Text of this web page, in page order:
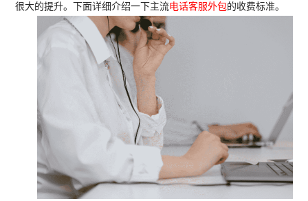
很大的提升。下面详细介绍一下主流电话客服外包的收费标准。